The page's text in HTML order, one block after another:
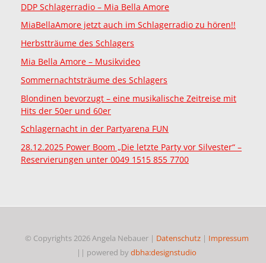
DDP Schlagerradio – Mia Bella Amore
MiaBellaAmore jetzt auch im Schlagerradio zu hören!!
Herbstträume des Schlagers
Mia Bella Amore – Musikvideo
Sommernachtsträume des Schlagers
Blondinen bevorzugt – eine musikalische Zeitreise mit
Hits der 50er und 60er
Schlagernacht in der Partyarena FUN
28.12.2025 Power Boom „Die letzte Party vor Silvester“ –
Reservierungen unter 0049 1515 855 7700
© Copyrights 2026 Angela Nebauer | Datenschutz| Impressum
|| powered by dbha:designstudio